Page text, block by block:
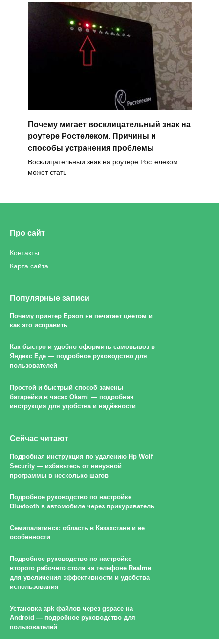
Почему мигает восклицательный знак на
роутере Ростелеком. Причины и
способы устранения проблемы
Восклицательный знак на роутере Ростелеком
может стать
Про сайт
Контакты
Карта сайта
Популярные записи
Почему принтер Epson не печатает цветом и
как это исправить
Как быстро и удобно оформить самовывоз в
Яндекс Еде — подробное руководство для
пользователей
Простой и быстрый способ замены
батарейки в часах Okami — подробная
инструкция для удобства и надёжности
Сейчас читают
Подробная инструкция по удалению Hp Wolf
Security — избавьтесь от ненужной
программы в несколько шагов
Подробное руководство по настройке
Bluetooth в автомобиле через прикуриватель
Семипалатинск: область в Казахстане и ее
особенности
Подробное руководство по настройке
второго рабочего стола на телефоне Realme
для увеличения эффективности и удобства
использования
Установка apk файлов через gspace на
Android — подробное руководство для
пользователей